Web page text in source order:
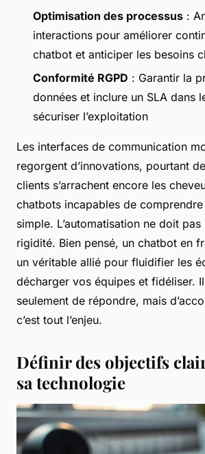
Optimisation des processus :
interactions pour améliorer
chatbot et anticiper les besoins
Conformité RGPD : Garantir la
données et inclure un SLA dans
sécuriser l’exploitation
Les interfaces de communication
regorgent d’innovations, pourtant
clients s’arrachent encore les
chatbots incapables de
simple. L’automatisation ne doit
rigidité. Bien pensé, un chatbot en
un véritable allié pour fluidifier les
décharger vos équipes et fidéliser. Il
seulement de répondre, mais
c’est tout l’enjeu.
Définir des objectifs
sa technologie